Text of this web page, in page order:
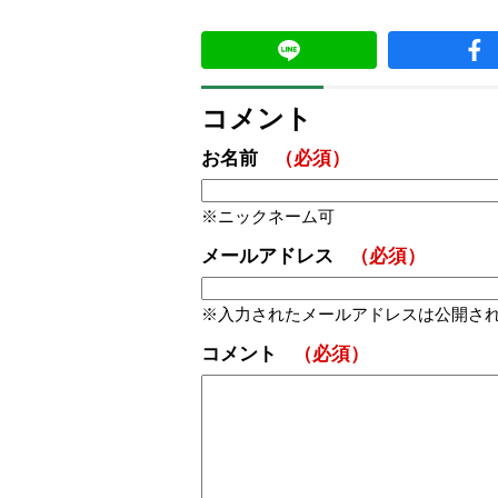
コメント
お名前 （必須）
ニックネーム可
メールアドレス （必須）
入力されたメールアドレスは公開さ
コメント （必須）